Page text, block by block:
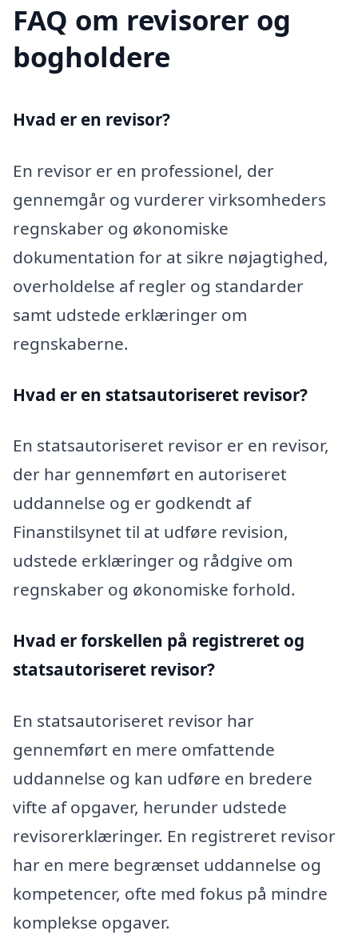
FAQ om revisorer og
bogholdere
Hvad er en revisor?
En revisor er en professionel, der
gennemgår og vurderer virksomheders
regnskaber og økonomiske
dokumentation for at sikre nøjagtighed,
overholdelse af regler og standarder
samt udstede erklæringer om
regnskaberne.
Hvad er en statsautoriseret revisor?
En statsautoriseret revisor er en revisor,
der har gennemført en autoriseret
uddannelse og er godkendt af
Finanstilsynet til at udføre revision,
udstede erklæringer og rådgive om
regnskaber og økonomiske forhold.
Hvad er forskellen på registreret og
statsautoriseret revisor?
En statsautoriseret revisor har
gennemført en mere omfattende
uddannelse og kan udføre en bredere
vifte af opgaver, herunder udstede
revisorerklæringer. En registreret revisor
har en mere begrænset uddannelse og
kompetencer, ofte med fokus på mindre
komplekse opgaver.